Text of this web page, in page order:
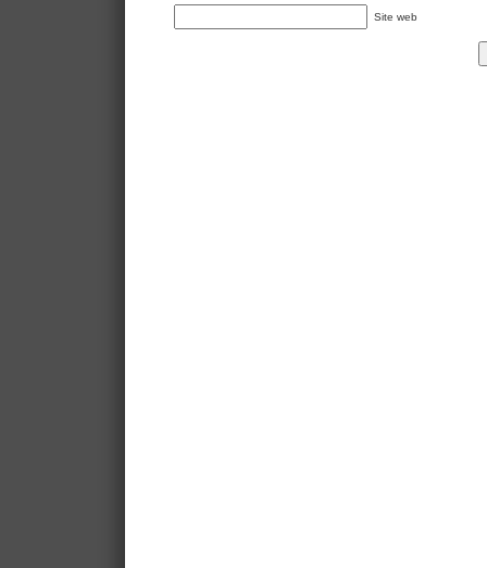
Site web